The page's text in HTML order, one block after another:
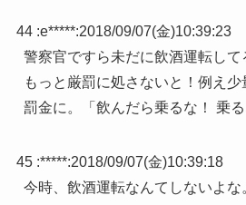
44 :e*****:2018/09/07(金)10:39:23
警察官ですら未だに飲酒運転し
もっと厳罰に処さないと！例え
罰金に。「飲んだら乗るな！ 乗る
45 :*****:2018/09/07(金)10:39:18
今時、飲酒運転なんてしないよな